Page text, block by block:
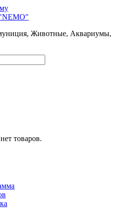
Животные, Аквариумы,
товаров.